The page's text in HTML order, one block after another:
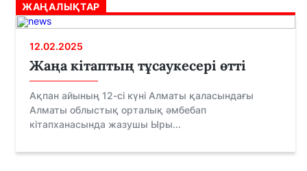
ЖАҢАЛЫҚТАР
12.02.2025
Жаңа кітаптың тұсаукесері өтті
Ақпан айының 12-сі күні Алматы қаласындағы
Алматы облыстық орталық әмбебап
кітапханасында жазушы Ыры...